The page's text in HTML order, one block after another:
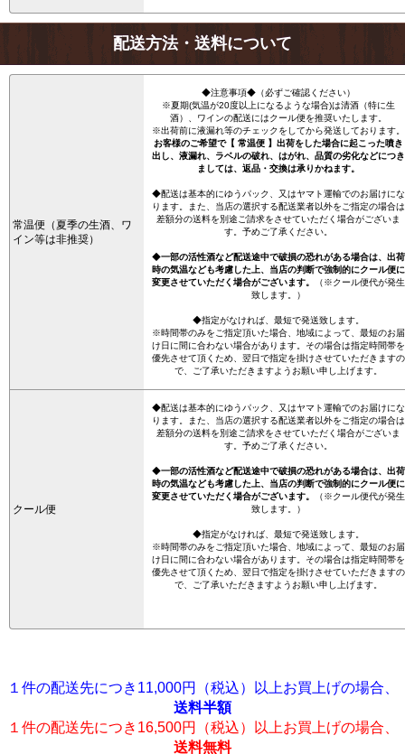
配送方法・送料について
常温便（夏季の生酒、ワ
イン等は非推奨）
◆注意事項◆（必ずご確認ください）
※夏期(気温が20度以上になるような場合)は清酒（特に生
酒）、ワインの配送にはクール便を推奨いたします。
※出荷前に液漏れ等のチェックをしてから発送しております。
お客様のご希望で【 常温便 】出荷をした場合に起こった噴き
出し、液漏れ、ラベルの破れ、はがれ、品質の劣化などにつき
ましては、返品・交換は承りかねます。
◆配送は基本的にゆうパック、又はヤマト運輸でのお届けにな
ります。また、当店の選択する配送業者以外をご指定の場合は
差額分の送料を別途ご請求をさせていただく場合がございま
す。予めご了承ください。
◆一部の活性酒など配送途中で破損の恐れがある場合は、出荷
時の気温なども考慮した上、当店の判断で強制的にクール便に
変更させていただく場合がございます。
（※クール便代が発生
致します。）
◆指定がなければ、最短で発送致します。
※時間帯のみをご指定頂いた場合、地域によって、最短のお届
け日に間に合わない場合があります。その場合は指定時間帯を
優先させて頂くため、翌日で指定を掛けさせていただきますの
で、ご了承いただきますようお願い申し上げます。
クール便
◆配送は基本的にゆうパック、又はヤマト運輸でのお届けにな
ります。また、当店の選択する配送業者以外をご指定の場合は
差額分の送料を別途ご請求をさせていただく場合がございま
す。予めご了承ください。
◆一部の活性酒など配送途中で破損の恐れがある場合は、出荷
時の気温なども考慮した上、当店の判断で強制的にクール便に
変更させていただく場合がございます。
（※クール便代が発生
致します。）
◆指定がなければ、最短で発送致します。
※時間帯のみをご指定頂いた場合、地域によって、最短のお届
け日に間に合わない場合があります。その場合は指定時間帯を
優先させて頂くため、翌日で指定を掛けさせていただきますの
で、ご了承いただきますようお願い申し上げます。
１件の配送先につき11,000円（税込）以上お買上げの場合、
送料半額
１件の配送先につき16,500円（税込）以上お買上げの場合、
送料無料